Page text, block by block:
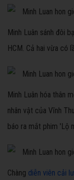
Minh Luân sánh đôi
HCM. Cả hai vừa có
Minh Luân hóa thân
nhân vật của Vĩnh
báo ra mắt phim 'Lộ
Chàng diễn viên cải